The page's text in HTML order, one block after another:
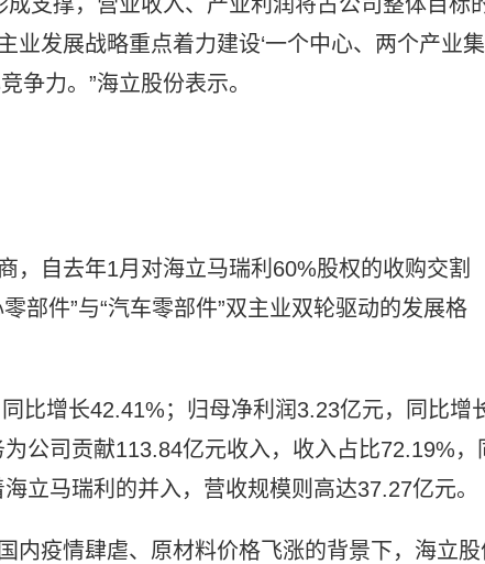
业发展战略重点着力建设‘一个中心、两个产业集
争力。”海立股份表示。
，自去年1月对海立马瑞利60%股权的收购交割
部件”与“汽车零部件”双主业双轮驱动的发展格
比增长42.41%；归母净利润3.23亿元，同比增
公司贡献113.84亿元收入，收入占比72.19%，
立马瑞利的并入，营收规模则高达37.27亿元。
内疫情肆虐、原材料价格飞涨的背景下，海立股